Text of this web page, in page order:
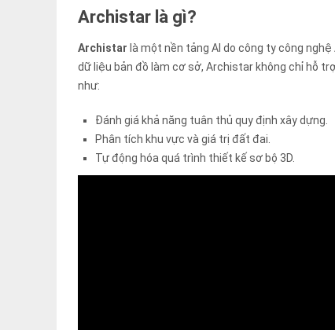
Archistar là gì?
Archistar là một nền tảng AI do công ty công
dữ liệu bản đồ làm cơ sở, Archistar không chỉ hỗ
như:
Đánh giá khả năng tuân thủ quy định xây dựng.
Phân tích khu vực và giá trị đất đai.
Tự động hóa quá trình thiết kế sơ bộ 3D.